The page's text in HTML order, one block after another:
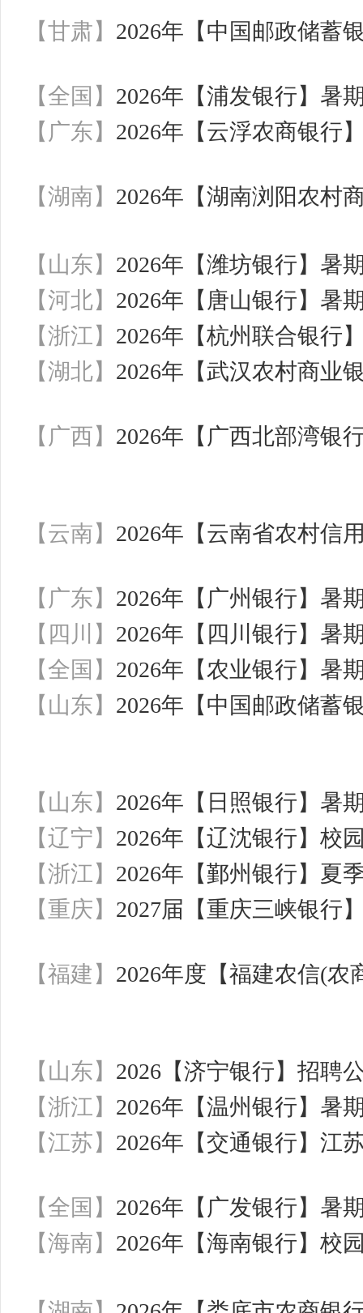
【甘肃】 2026年【中国邮政储蓄
【全国】 2026年【浦发银行】暑
【广东】 2026年【云浮农商银行
【湖南】 2026年【湖南浏阳农村
【山东】 2026年【潍坊银行】暑
【河北】 2026年【唐山银行】暑
【浙江】 2026年【杭州联合银行
【湖北】 2026年【武汉农村商业
【广西】 2026年【广西北部湾银
【云南】 2026年【云南省农村信
【广东】 2026年【广州银行】暑
【四川】 2026年【四川银行】暑
【全国】 2026年【农业银行】暑
【山东】 2026年【中国邮政储蓄
【山东】 2026年【日照银行】暑
【辽宁】 2026年【辽沈银行】校
【浙江】 2026年【鄞州银行】夏
【重庆】 2027届【重庆三峡银行
【福建】 2026年度【福建农信(
【山东】 2026【济宁银行】招聘
【浙江】 2026年【温州银行】暑
【江苏】 2026年【交通银行】江
【全国】 2026年【广发银行】暑
【海南】 2026年【海南银行】校